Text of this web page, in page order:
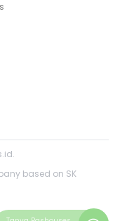
.
based on SK